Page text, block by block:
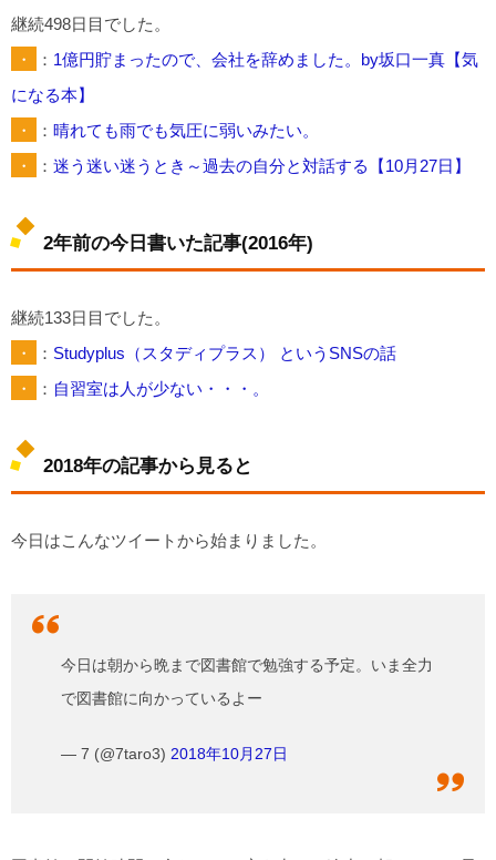
継続498日目でした。
・
： 1億円貯まったので、会社を辞めました。by坂口一真【気
になる本】
・
： 晴れても雨でも気圧に弱いみたい。
・
： 迷う迷い迷うとき～過去の自分と対話する【10月27日】
2年前の今日書いた記事(2016年)
継続133日目でした。
・
： Studyplus（スタディプラス） というSNSの話
・
： 自習室は人が少ない・・・。
2018年の記事から見ると
今日はこんなツイートから始まりました。
今日は朝から晩まで図書館で勉強する予定。いま全力
で図書館に向かっているよー
— 7 (@7taro3) 2018年10月27日